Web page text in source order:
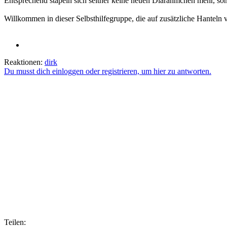
Willkommen in dieser Selbsthilfegruppe, die auf zusätzliche Hanteln
Reaktionen: dirk
Du musst dich einloggen oder registrieren, um hier zu antworten.
Teilen: